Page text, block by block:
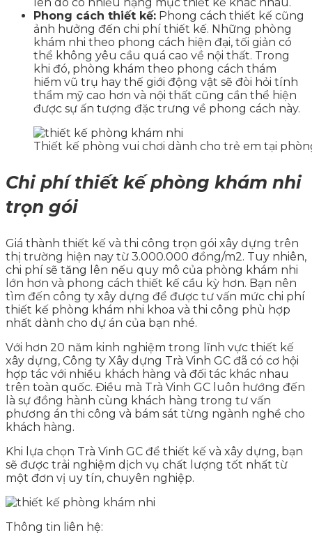
Phong cách thiết kế: Phong cách thiết kế cũng
ảnh hưởng đến chi phí thiết kế. Những phòng
khám nhi theo phong cách hiện đại, tối giản có
thể không yêu cầu quá cao về nội thất. Trong
khi đó, phòng khám theo phong cách thám
hiểm vũ trụ hay thế giới động vật sẽ đòi hỏi tính
thẩm mỹ cao hơn và nội thất cũng cần thể hiện
được sự ấn tượng đặc trưng về phong cách này.
Thiết kế phòng vui chơi dành cho trẻ em tại
Chi phí thiết kế phòng khám nhi
trọn gói
Giá thành thiết kế và thi công trọn gói xây dựng trên
thị trường hiện nay từ 3.000.000 đồng/m2. Tuy nhiên,
chi phí sẽ tăng lên nếu quy mô của phòng khám nhi
lớn hơn và phong cách thiết kế cầu kỳ hơn. Bạn nên
tìm đến công ty xây dựng để được tư vấn mức chi phí
thiết kế phòng khám nhi khoa và thi công phù hợp
nhất dành cho dự án của bạn nhé.
Với hơn 20 năm kinh nghiệm trong lĩnh vực thiết kế
xây dựng, Công ty Xây dựng Trà Vinh GC đã có cơ hội
hợp tác với nhiều khách hàng và đối tác khác nhau
trên toàn quốc. Điều mà Trà Vinh GC luôn hướng đến
là sự đồng hành cùng khách hàng trong tư vấn
phương án thi công và bám sát từng ngành nghề cho
khách hàng.
Khi lựa chọn Trà Vinh GC để thiết kế và xây dựng, bạn
sẽ được trải nghiệm dịch vụ chất lượng tốt nhất từ
một đơn vị uy tín, chuyên nghiệp.
Thông tin liên hệ: